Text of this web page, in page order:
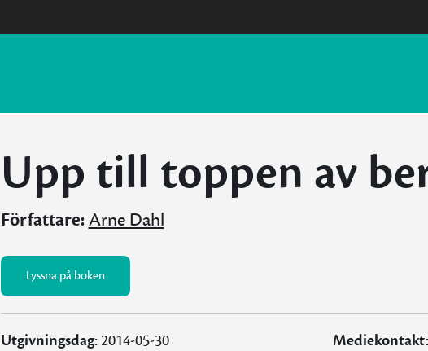
Upp till toppen av
Författare:Arne Dahl
Lyssna på boken
Utgivningsdag:2014-05-30
Mediekontakt: